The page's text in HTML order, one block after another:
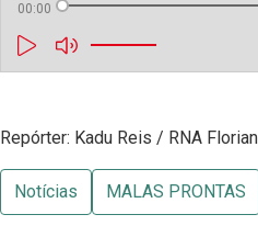
00:00
Repórter: Kadu Reis / RNA
Notícias MALAS PRONTAS